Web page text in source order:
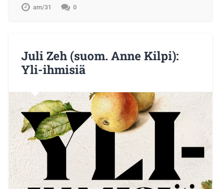
am/31 0
Juli Zeh (suom. Anne Kilpi):
Yli-ihmisiä